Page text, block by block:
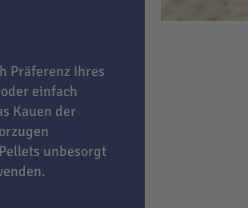
Präferenz Ihres
oder einfach
Kauen der
unbesorgt